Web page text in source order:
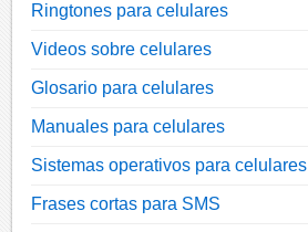
Ringtones para celulares
Videos sobre celulares
Glosario para celulares
Manuales para celulares
Sistemas operativos para celulares
Frases cortas para SMS